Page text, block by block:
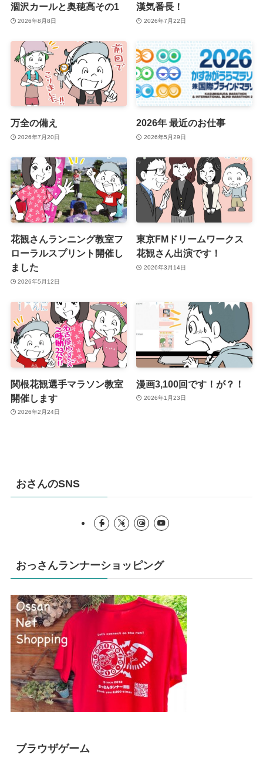
涸沢カールと奥穂高その1
2026年8月8日
漢気番長！
2026年7月22日
万全の備え
2026年7月20日
2026年 最近のお仕事
2026年5月29日
花観さんランニング教室フ
ローラルスプリント開催し
ました
2026年5月12日
東京FMドリームワークス
花観さん出演です！
2026年3月14日
関根花観選手マラソン教室
開催します
2026年2月24日
漫画3,100回です！が？！
2026年1月23日
おさんのSNS
おっさんランナーショッピング
ブラウザゲーム